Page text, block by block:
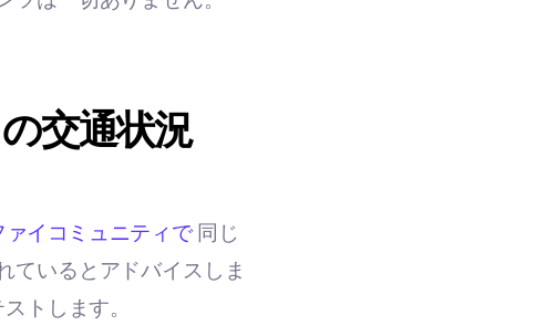
交通状況
イコミュニティで同じ
ているとアドバイスしま
トします。